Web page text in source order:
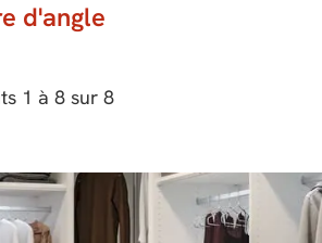
d'angle
1 à 8sur 8